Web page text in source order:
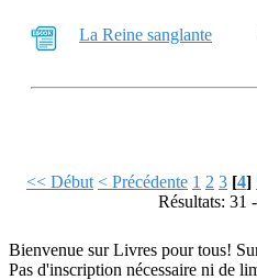
La Reine sanglante
<< Début < Précédente 1 2 3 [4]
Résultats: 31
Bienvenue sur Livres pour tous!
Pas d'inscription nécessaire ni de